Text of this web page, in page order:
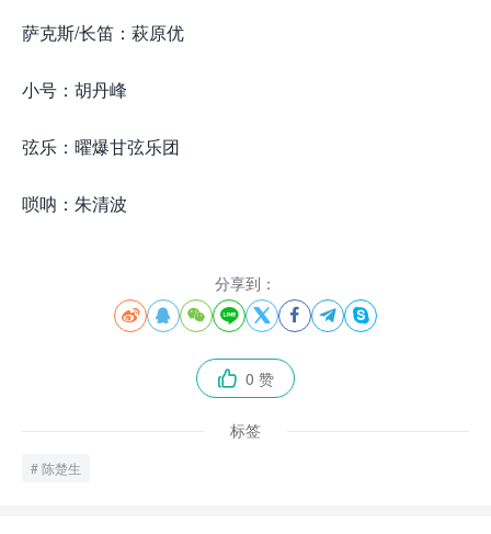
萨克斯/长笛：萩原优
小号：胡丹峰
弦乐：曜爆甘弦乐团
唢呐：朱清波
分享到：
       
 0 赞
标签
陈楚生